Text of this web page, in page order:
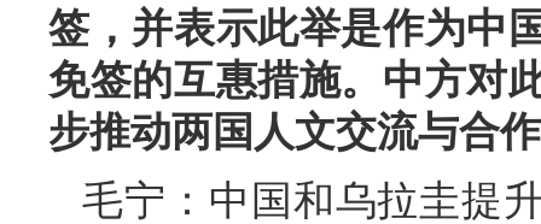
签，并表示此举是作为中
免签的互惠措施。中方对
步推动两国人文交流与合
毛宁：中国和乌拉圭提